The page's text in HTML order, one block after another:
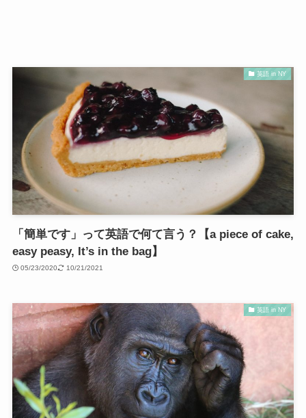
英語 in NY
「簡単です」って英語で何て言う？【a piece of cake,
easy peasy, It’s in the bag】
05/23/2020 10/21/2021
英語 in NY